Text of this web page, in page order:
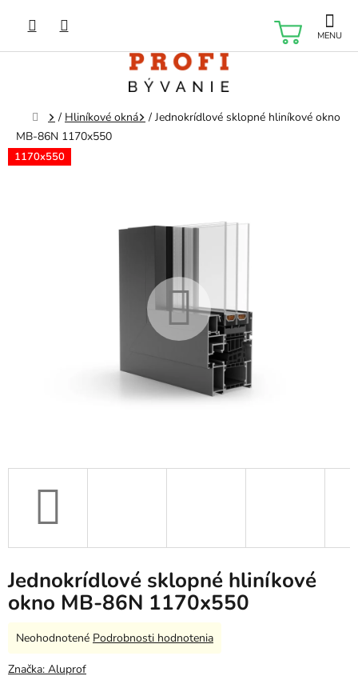
obsah
Domov
/ Hliníkové okná / Jednokrídlové sklopné hliníkové okno
MB-86N 1170x550
1170x550
Jednokrídlové sklopné hliníkové
okno MB-86N 1170x550
Priemerné
produktu
Neohodnotené Podrobnosti hodnotenia
Značka: Aluprof